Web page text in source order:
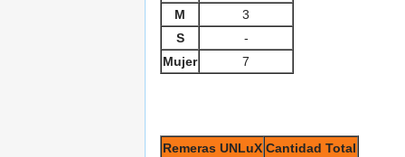
M
3
S
-
Mujer
7
Remeras UNLuX Cantidad Total